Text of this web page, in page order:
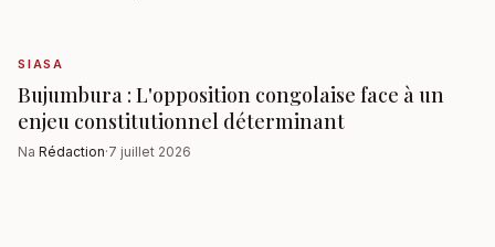
SIASA
Bujumbura : L'opposition congolaise face à un
enjeu constitutionnel déterminant
Na Rédaction·7 juillet 2026